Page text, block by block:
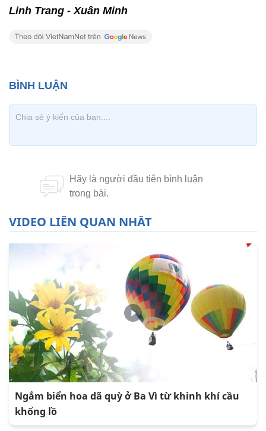
Linh Trang - Xuân Minh
VIDEO LIÊN QUAN NHẤT
Ngắm biển hoa dã quỳ ở Ba Vì từ khinh khí cầu
khổng lồ